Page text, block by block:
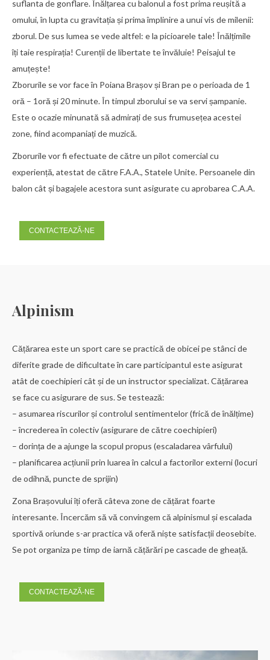
suflanta de gonflare. Înălțarea cu balonul a fost prima reușită a
omului, în lupta cu gravitația și prima împlinire a unui vis de milenii:
zborul. De sus lumea se vede altfel: e la picioarele tale! Înălțimile
îți taie respirația! Curenții de libertate te învăluie! Peisajul te
amuțește!
Zborurile se vor face în Poiana Brașov și Bran pe o perioada de 1
oră – 1oră și 20 minute. În timpul zborului se va servi șampanie.
Este o ocazie minunată să admirați de sus frumusețea acestei
zone, fiind acompaniați de muzică.
Zborurile vor fi efectuate de către un pilot comercial cu
experiență, atestat de către F.A.A., Statele Unite. Persoanele din
balon cât și bagajele acestora sunt asigurate cu aprobarea C.A.A.
CONTACTEAZĂ-NE
Alpinism
Cățărarea este un sport care se practică de obicei pe stânci de
diferite grade de dificultate în care participantul este asigurat
atât de coechipieri cât și de un instructor specializat. Cățărarea
se face cu asigurare de sus. Se testează:
– asumarea riscurilor și controlul sentimentelor (frică de înălțime)
– încrederea în colectiv (asigurare de către coechipieri)
– dorința de a ajunge la scopul propus (escaladarea vârfului)
– planificarea acțiunii prin luarea în calcul a factorilor externi (locuri
de odihnă, puncte de sprijin)
Zona Brașovului îți oferă câteva zone de cățărat foarte
interesante. Încercăm să vă convingem că alpinismul și escalada
sportivă oriunde s-ar practica vă oferă niște satisfacții deosebite.
Se pot organiza pe timp de iarnă cățărări pe cascade de gheață.
CONTACTEAZĂ-NE